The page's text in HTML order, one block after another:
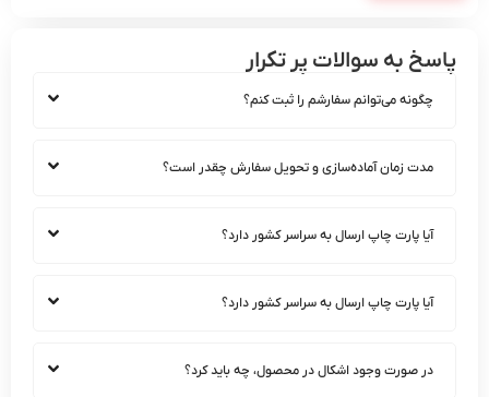
به سوالات پر تکرار
می‌توانم سفارشم را ثبت کنم؟
زمان آماده‌سازی و تحویل سفارش چقدر است؟
پارت چاپ ارسال به سراسر کشور دارد؟
پارت چاپ ارسال به سراسر کشور دارد؟
صورت وجود اشکال در محصول، چه باید کرد؟